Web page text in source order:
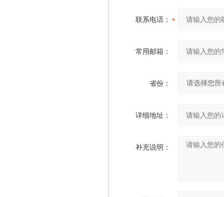
联系电话：
常用邮箱：
省份：
详细地址：
补充说明：